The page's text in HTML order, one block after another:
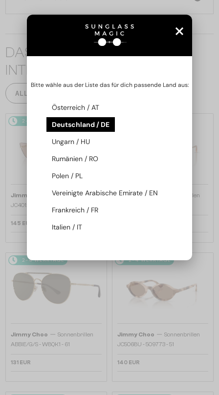
DAS KÖNNTE SIE AUCH
INTERESSIEREN
ALLE PRODUKTE
2-4 WERKTAGE
Jimmy Choo —Sonnenbrillen
JC4012 - 300613 - 60
145 EUR
Jimmy Choo—
Sonnenbrillen
2-4 WERKTAGE
Jimmy Choo — Sonnenbrillen
ABBIE/G/S - W8QK1 - 61
131 EUR
2-4 WERKTAGE
Jimmy Choo — Sonnenbrillen
JC5068U - 509773 - 51
140 EUR
Bitte wähle aus der Liste das für dich passende Land aus:
Österreich / AT
Deutschland / DE
Ungarn / HU
Rumänien / RO
Polen / PL
Vereinigte Arabische Emirate / EN
Frankreich / FR
Italien / IT